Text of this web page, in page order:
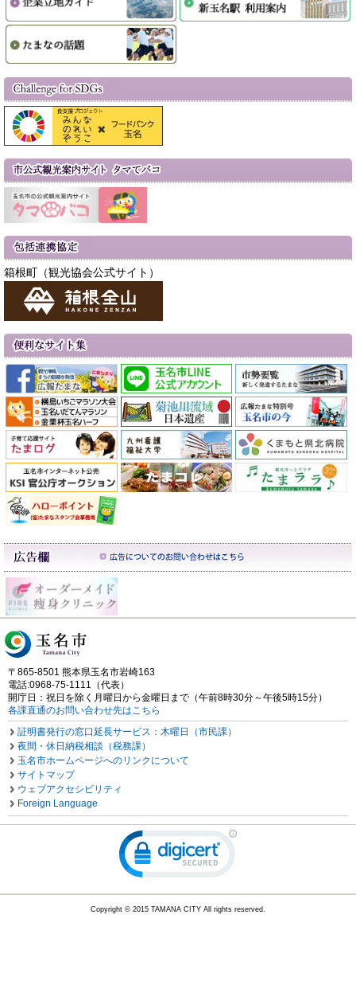
箱根町（観光協会公式サイト）
〒865-8501 熊本県玉名市岩崎163
電話:0968-75-1111（代表）
開庁日：祝日を除く月曜日から金曜日まで（午前8時30分～午後5時15分）
各課直通のお問い合わせ先はこちら
証明書発行の窓口延長サービス：木曜日（市民課）
夜間・休日納税相談（税務課）
玉名市ホームページへのリンクについて
サイトマップ
ウェブアクセシビリティ
Foreign Language
Copyright © 2015 TAMANA CITY All rights reserved.